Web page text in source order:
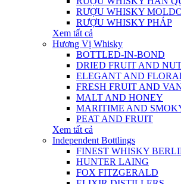
RƯỢU WHISKY
RƯỢU WHISKY PHÁP
Xem tất cả
Hương Vị Whisky
BOTTLED-IN-BOND
DRIED FRUIT AND
ELEGANT AND
FRESH FRUIT AND
MALT AND HONEY
MARITIME AND
PEAT AND FRUIT
Xem tất cả
Independent Bottlings
FINEST WHISKY
HUNTER LAING
FOX FITZGERALD